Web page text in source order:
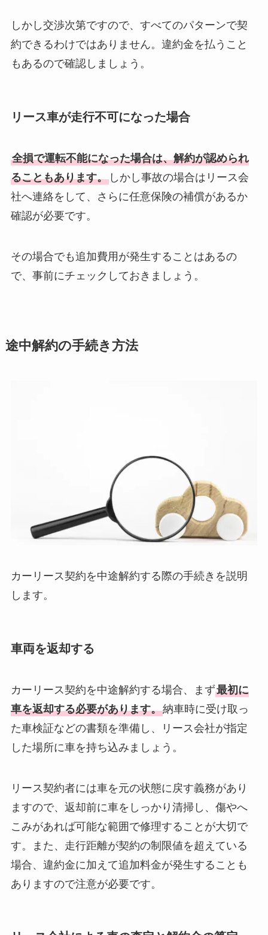
しかし交渉次第ですので、すべてのパターンで契
約できるわけではありません。違約金を払うこと
もあるので確認しましょう。
リース車が走行不可になった場合
全損で運転不能になった場合は、解約が認められ
ることもあります。しかし事故の場合はリース会
社へ連絡をして、さらに任意保険の補償があるか
確認が必要です。
その場合でも追加費用が発生することはあるの
で、事前にチェックしておきましょう。
途中解約の手続き方法
カーリース契約を中途解約する際の手続きを説明
します。
車両を返却する
カーリース契約を中途解約する場合、まず最初に
車を返却する必要があります。納車時に受け取っ
た車検証などの書類を準備し、リース会社が指定
した場所に車を持ち込みましょう。
リース契約者には車を元の状態に戻す義務があり
ますので、返却前に車をしっかり清掃し、傷やへ
こみがあれば可能な範囲で修理することが大切で
す。また、走行距離が契約の制限値を超えている
場合、違約金に加えて追加料金が発生することも
ありますので注意が必要です。